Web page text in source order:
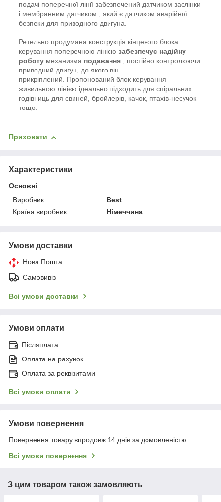
подачі поперечної лінії забезпечений датчиком заслінки
і мембранним датчиком , який є датчиком аварійної
безпеки для приводного двигуна.
Ретельно продумана конструкція кінцевого блока
керування поперечною лінією забезпечує надійну
роботу механизма подавання , постійно контролюючи
приводний двигун, до якого він
прикріплений. Пропонований блок керування
живильною лінією ідеально підходить для спіральних
годівниць для свиней, бройлерів, качок, птахів-несучок
тощо.
Приховати
Характеристики
Основні
Виробник
Best
Країна виробник
Німеччина
Умови доставки
Нова Пошта
Самовивіз
Всі умови доставки
Умови оплати
Післяплата
Оплата на рахунок
Оплата за реквізитами
Всі умови оплати
Умови повернення
Повернення товару впродовж 14 днів за домовленістю
Всі умови повернення
З цим товаром також замовляють